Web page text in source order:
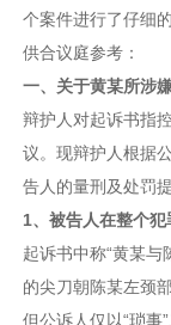
个案件进行了仔细
供合议庭参考：
一、关于黄某所涉
辩护人对起诉书指
议。现辩护人根据
告人的量刑及处罚
1、 被告人在整个犯
起诉书中称“黄某
的尖刀朝陈某左颈
但公诉人仅以“琐事